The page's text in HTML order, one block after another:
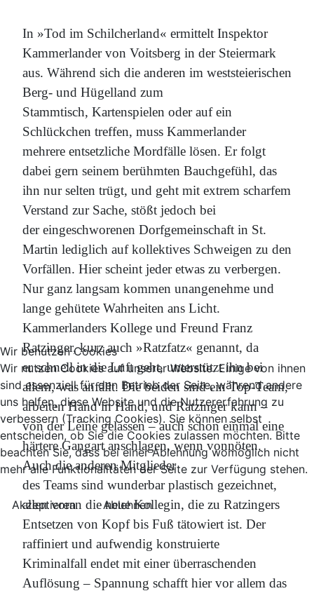
In »Tod im Schilcherland« ermittelt Inspektor
Kammerlander von Voitsberg in der Steiermark
aus. Während sich die anderen im weststeierischen
Berg- und Hügelland zum
Stammtisch, Kartenspielen oder auf ein
Schlückchen treffen, muss Kammerlander
mehrere entsetzliche Mordfälle lösen. Er folgt
dabei gern seinem berühmten Bauchgefühl, das
ihn nur selten trügt, und geht mit extrem scharfem
Verstand zur Sache, stößt jedoch bei
der eingeschworenen Dorfgemeinschaft in St.
Martin lediglich auf kollektives Schweigen zu den
Vorfällen. Hier scheint jeder etwas zu verbergen.
Nur ganz langsam kommen unangenehme und
lange gehütete Wahrheiten ans Licht.
Kammerlanders Kollege und Freund Franz
Ratzinger, kurz auch »Ratzfatz« genannt, da
er schnell in die Luft geht, unterstützt ihn bei
allem, was anfällt. Die beiden sind ein Top-Team,
arbeiten Hand in Hand, und Ratzinger kann –
von der Leine gelassen – auch schon einmal eine
härtere Gangart anschlagen, wenn vonnöten.
Auch die anderen Mitglieder
des Teams sind wunderbar plastisch gezeichnet,
allen voran die neue Kollegin, die zu Ratzingers
Entsetzen von Kopf bis Fuß tätowiert ist. Der
raffiniert und aufwendig konstruierte
Kriminalfall endet mit einer überraschenden
Auflösung – Spannung schafft hier vor allem das
Wir benutzen Cookies
Wir nutzen Cookies auf unserer Website. Einige von ihnen
sind essenziell für den Betrieb der Seite, während andere
uns helfen, diese Website und die Nutzererfahrung zu
verbessern (Tracking Cookies). Sie können selbst
entscheiden, ob Sie die Cookies zulassen möchten. Bitte
beachten Sie, dass bei einer Ablehnung womöglich nicht
mehr alle Funktionalitäten der Seite zur Verfügung stehen.
Akzeptieren Ablehnen